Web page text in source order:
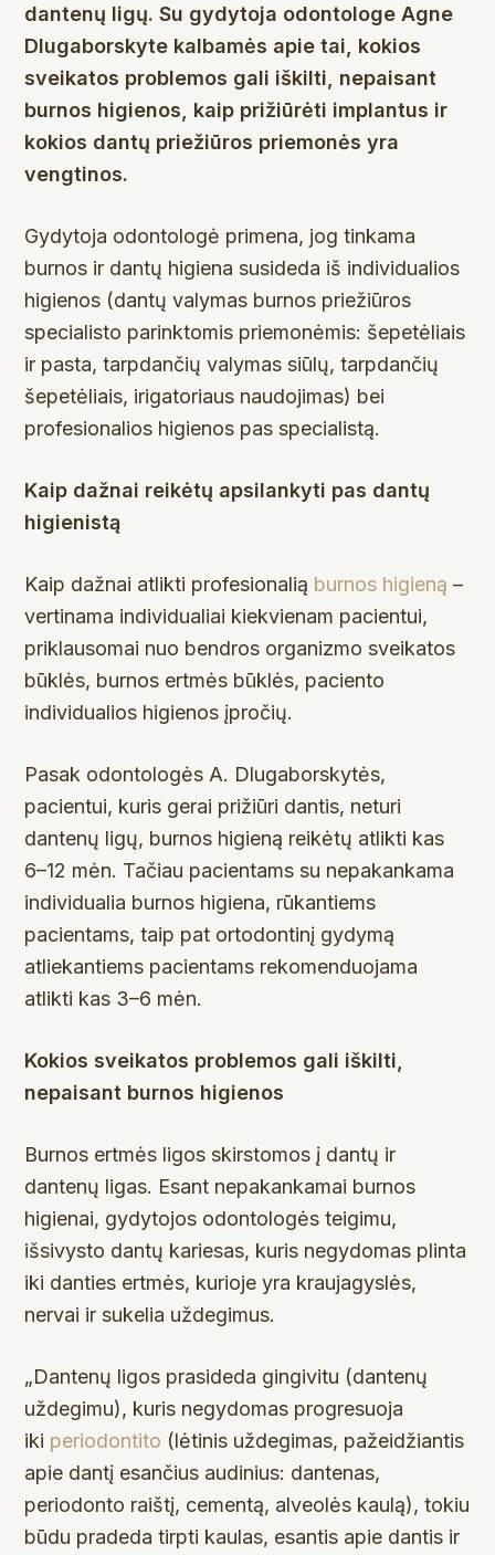
dantenų ligų. Su gydytoja odontologe Agne
Dlugaborskyte kalbamės apie tai, kokios
sveikatos problemos gali iškilti, nepaisant
burnos higienos, kaip prižiūrėti implantus ir
kokios dantų priežiūros priemonės yra
vengtinos.
Gydytoja odontologė primena, jog tinkama
burnos ir dantų higiena susideda iš individualios
higienos (dantų valymas burnos priežiūros
specialisto parinktomis priemonėmis: šepetėliais
ir pasta, tarpdančių valymas siūlų, tarpdančių
šepetėliais, irigatoriaus naudojimas) bei
profesionalios higienos pas specialistą.
Kaip dažnai reikėtų apsilankyti pas dantų
higienistą
Kaip dažnai atlikti profesionalią burnos higieną –
vertinama individualiai kiekvienam pacientui,
priklausomai nuo bendros organizmo sveikatos
būklės, burnos ertmės būklės, paciento
individualios higienos įpročių.
Pasak odontologės A. Dlugaborskytės,
pacientui, kuris gerai prižiūri dantis, neturi
dantenų ligų, burnos higieną reikėtų atlikti kas
6–12 mėn. Tačiau pacientams su nepakankama
individualia burnos higiena, rūkantiems
pacientams, taip pat ortodontinį gydymą
atliekantiems pacientams rekomenduojama
atlikti kas 3–6 mėn.
Kokios sveikatos problemos gali iškilti,
nepaisant burnos higienos
Burnos ertmės ligos skirstomos į dantų ir
dantenų ligas. Esant nepakankamai burnos
higienai, gydytojos odontologės teigimu,
išsivysto dantų kariesas, kuris negydomas plinta
iki danties ertmės, kurioje yra kraujagyslės,
nervai ir sukelia uždegimus.
„Dantenų ligos prasideda gingivitu (dantenų
uždegimu), kuris negydomas progresuoja
iki periodontito (lėtinis uždegimas, pažeidžiantis
apie dantį esančius audinius: dantenas,
periodonto raištį, cementą, alveolės kaulą), tokiu
būdu pradeda tirpti kaulas, esantis apie dantis ir